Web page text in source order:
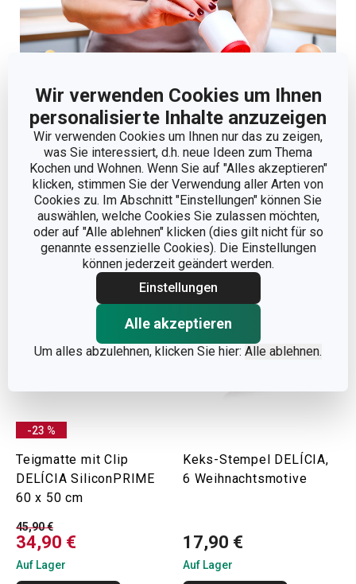
Wir verwenden Cookies um Ihnen
personalisierte Inhalte anzuzeigen
Wir verwenden Cookies um Ihnen nur das zu zeigen,
was Sie interessiert, d.h. neue Ideen zum Thema
Kochen und Wohnen. Wenn Sie auf "Alles akzeptieren"
klicken, stimmen Sie der Verwendung aller Arten von
Cookies zu. Im Abschnitt "Einstellungen" können Sie
auswählen, welche Cookies Sie zulassen möchten,
oder auf "Alle ablehnen" klicken (dies gilt nicht für so
genannte essenzielle Cookies). Die Einstellungen
können jederzeit geändert werden.
Einstellungen
Alle akzeptieren
Um alles abzulehnen, klicken Sie hier: Alle ablehnen.
Was Sie nicht missen möchten:
-23 %
Teigmatte mit Clip
DELÍCIA SiliconPRIME
60 x 50 cm
45,90 €
34,90 €
Auf Lager
Keks-Stempel DELÍCIA,
6 Weihnachtsmotive
17,90 €
Auf Lager